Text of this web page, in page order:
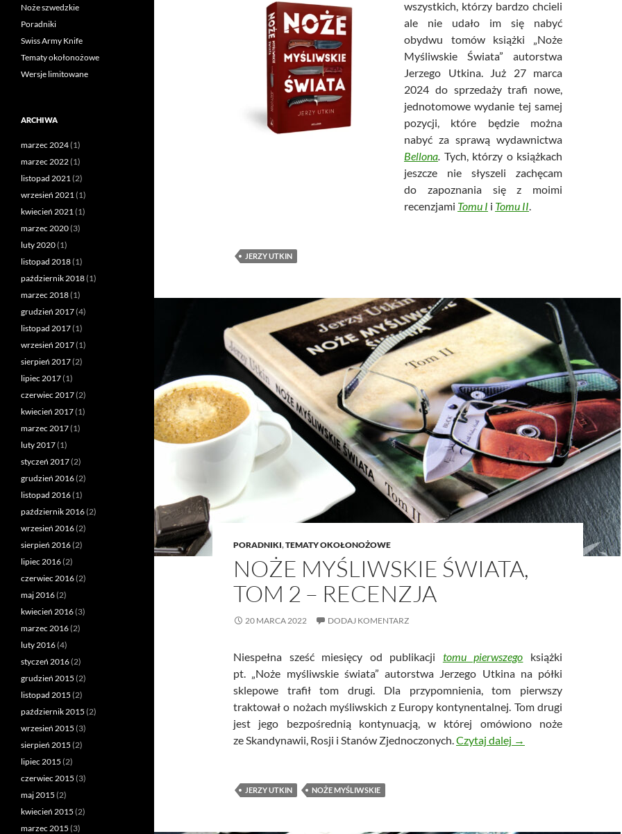
wszystkich, którzy bardzo chcieli
ale nie udało im się nabyć
obydwu tomów książki „Noże
Myśliwskie Świata” autorstwa
Jerzego Utkina. Już 27 marca
2024 do sprzedaży trafi nowe,
jednotomowe wydanie tej samej
pozycji, które będzie można
nabyć za sprawą wydawnictwa
Bellona. Tych, którzy o książkach
jeszcze nie słyszeli zachęcam
do zapoznania się z moimi
recenzjami Tomu I i Tomu II.
JERZY UTKIN
PORADNIKI,TEMATY OKOŁONOŻOWE
NOŻE MYŚLIWSKIE ŚWIATA,
TOM 2 – RECENZJA
20 MARCA 2022 DODAJ KOMENTARZ
Niespełna sześć miesięcy od publikacji tomu pierwszego książki
pt. „Noże myśliwskie świata” autorstwa Jerzego Utkina na półki
sklepowe trafił tom drugi. Dla przypomnienia, tom pierwszy
traktował o nożach myśliwskich z Europy kontynentalnej. Tom drugi
jest jego bezpośrednią kontynuacją, w której omówiono noże
ze Skandynawii, Rosji i Stanów Zjednoczonych.Czytaj dalej Noże myśliwskie
→
JERZY UTKIN NOŻE MYŚLIWSKIE
Noże szwedzkie
Poradniki
Swiss Army Knife
Tematy okołonożowe
Wersje limitowane
ARCHIWA
marzec 2024(1)
marzec 2022(1)
listopad 2021(2)
wrzesień 2021(1)
kwiecień 2021(1)
marzec 2020(3)
luty 2020(1)
listopad 2018(1)
październik 2018(1)
marzec 2018(1)
grudzień 2017(4)
listopad 2017(1)
wrzesień 2017(1)
sierpień 2017(2)
lipiec 2017(1)
czerwiec 2017(2)
kwiecień 2017(1)
marzec 2017(1)
luty 2017(1)
styczeń 2017(2)
grudzień 2016(2)
listopad 2016(1)
październik 2016(2)
wrzesień 2016(2)
sierpień 2016(2)
lipiec 2016(2)
czerwiec 2016(2)
maj 2016(2)
kwiecień 2016(3)
marzec 2016(2)
luty 2016(4)
styczeń 2016(2)
grudzień 2015 (2)
listopad 2015 (2)
październik 2015 (2)
wrzesień 2015 (3)
sierpień 2015 (2)
lipiec 2015 (2)
czerwiec 2015 (3)
maj 2015 (2)
kwiecień 2015 (2)
marzec 2015 (3)